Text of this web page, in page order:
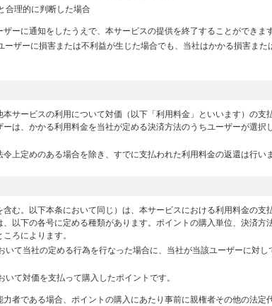
合理的に判断した場合
ーに通知をしたうえで、本サービスの提供を終了することができます
ザーに損害または不利益が生じた場合でも、当社はかかる損害また
サービスの利用について対価（以下「利用料金」といいます）の支
は、かかる利用料金を当社が定める決済方法のうちユーザーが選択
上定めのある場合を除き、すでに支払われた利用料金の返還は行いま
む。以下本条において同じ）は、本サービスにおける利用料金の支
以下の各号に定める種類があります。ポイントの購入単位、決済方
ろによります。
て当社の定める行為を行なった場合に、当社が当該ユーザーに対し
て対価を支払って購入したポイントです。
者である場合、ポイントの購入にあたり事前に親権者その他の法定